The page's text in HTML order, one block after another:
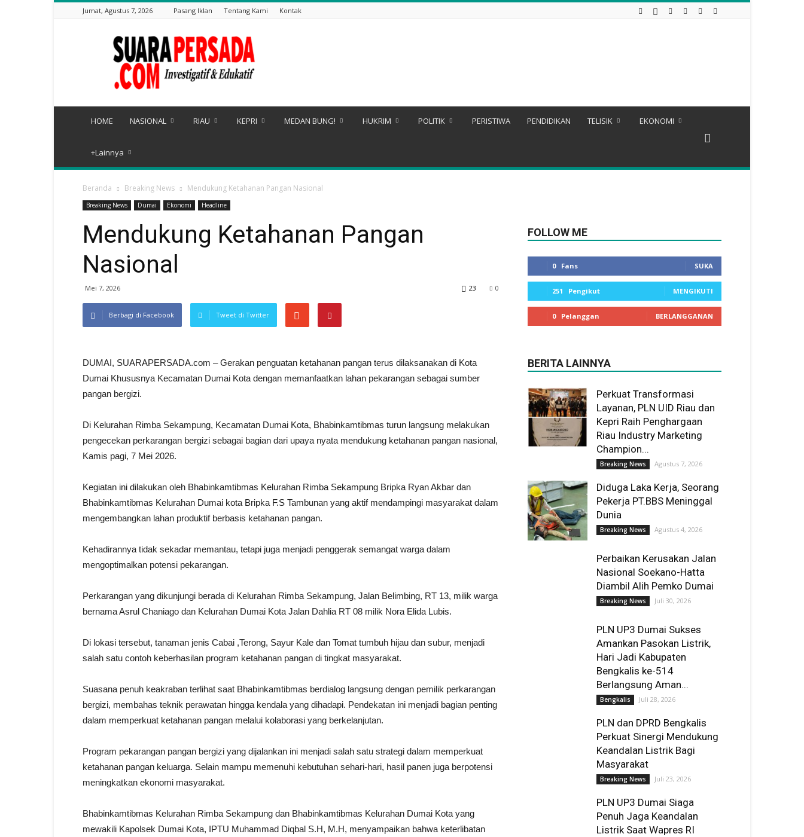
Jumat, Agustus 7, 2026 Pasang Iklan Tentang Kami Kontak
Suarapersada.com
HOME NASIONAL RIAU KEPRI MEDAN BUNG! HUKRIM POLITIK PERISTIWA PENDIDIKAN TELISIK EKONOMI
+Lainnya
Beranda Breaking News Mendukung Ketahanan Pangan Nasional
Breaking News Dumai Ekonomi Headline
Mendukung Ketahanan Pangan
Nasional
Mei 7, 2026 0
23
Berbagi di Facebook Tweet di Twitter
DUMAI, SUARAPERSADA.com – Gerakan penguatan ketahanan pangan terus dilaksanakan di Kota
Dumai Khususnya Kecamatan Dumai Kota dengan memanfaatkan lahan pekarangan sebagai sumber
pangan bergizi.
Di Kelurahan Rimba Sekampung, Kecamatan Dumai Kota, Bhabinkamtibmas turun langsung melakukan
pengecekan perkarangan bergizi sebagai bagian dari upaya nyata mendukung ketahanan pangan nasional,
Kamis pagi, 7 Mei 2026.
Kegiatan ini dilakukan oleh Bhabinkamtibmas Kelurahan Rimba Sekampung Bripka Ryan Akbar dan
Bhabinkamtibmas Kelurahan Dumai kota Bripka F.S Tambunan yang aktif mendampingi masyarakat dalam
mengembangkan lahan produktif berbasis ketahanan pangan.
Kehadirannya tidak sekadar memantau, tetapi juga menjadi penggerak semangat warga dalam
mengoptimalkan potensi pekarangan.
Perkarangan yang dikunjungi berada di Kelurahan Rimba Sekampung, Jalan Belimbing, RT 13, milik warga
bernama Asrul Chaniago dan Kelurahan Dumai Kota Jalan Dahlia RT 08 milik Nora Elida Lubis.
Di lokasi tersebut, tanaman jenis Cabai ,Terong, Sayur Kale dan Tomat tumbuh hijau dan subur, menjadi
salah satu contoh keberhasilan program ketahanan pangan di tingkat masyarakat.
Suasana penuh keakraban terlihat saat Bhabinkamtibmas berdialog langsung dengan pemilik perkarangan
bergizi, membahas teknik perawatan hingga kendala yang dihadapi. Pendekatan ini menjadi bagian penting
dalam memperkuat ketahanan pangan melalui kolaborasi yang berkelanjutan.
Program pekarangan pangan bergizi yang dijalankan ini menjadi salah satu strategi dalam memperkuat
ketahanan pangan keluarga. Selain mampu memenuhi kebutuhan sehari-hari, hasil panen juga berpotensi
meningkatkan ekonomi masyarakat.
Bhabinkamtibmas Kelurahan Rimba Sekampung dan Bhabinkamtibmas Kelurahan Dumai Kota yang
mewakili Kapolsek Dumai Kota, IPTU Muhammad Diqbal S.H, M.H, menyampaikan bahwa keterlibatan
FOLLOW ME
0 Fans SUKA
251 Pengikut MENGIKUTI
0 Pelanggan BERLANGGANAN
BERITA LAINNYA
Perkuat Transformasi
Layanan, PLN UID Riau dan
Kepri Raih Penghargaan
Riau Industry Marketing
Champion...
Breaking News Agustus 7, 2026
Diduga Laka Kerja, Seorang
Pekerja PT.BBS Meninggal
Dunia
Breaking News Agustus 4, 2026
Perbaikan Kerusakan Jalan
Nasional Soekano-Hatta
Diambil Alih Pemko Dumai
Breaking News Juli 30, 2026
PLN UP3 Dumai Sukses
Amankan Pasokan Listrik,
Hari Jadi Kabupaten
Bengkalis ke-514
Berlangsung Aman...
Bengkalis Juli 28, 2026
PLN dan DPRD Bengkalis
Perkuat Sinergi Mendukung
Keandalan Listrik Bagi
Masyarakat
Breaking News Juli 23, 2026
PLN UP3 Dumai Siaga
Penuh Jaga Keandalan
Listrik Saat Wapres RI